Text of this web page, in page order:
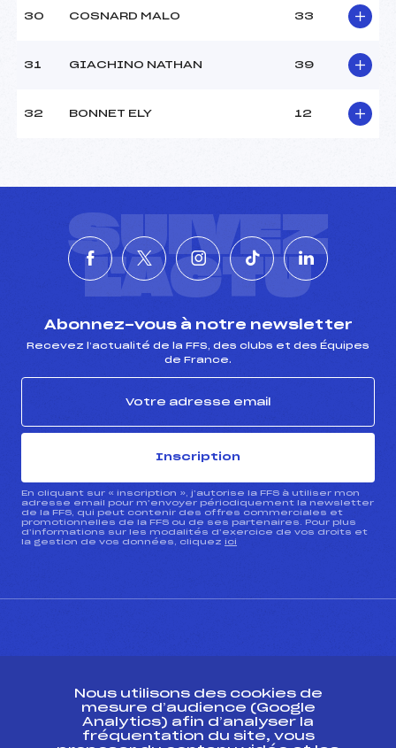
30 COSNARD MALO 33
31 GIACHINO NATHAN 39
32 BONNET ELY 12
SUIVEZ
L'ACTU
Abonnez-vous à notre newsletter
Recevez l’actualité de la FFS, des clubs et des Équipes
de France.
Inscription
En cliquant sur « inscription », j’autorise la FFS à utiliser mon
adresse email pour m’envoyer périodiquement la newsletter
de la FFS, qui peut contenir des offres commerciales et
promotionnelles de la FFS ou de ses partenaires. Pour plus
d’informations sur les modalités d’exercice de vos droits et
la gestion de vos données, cliquez ici
Ressources
Nous utilisons des cookies de
mesure d’audience (Google
Analytics) afin d’analyser la
fréquentation du site, vous